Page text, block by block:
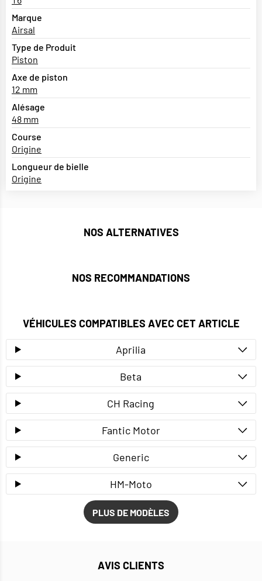
Marque
Airsal
Type de Produit
Piston
Axe de piston
12 mm
Alésage
48 mm
Course
Origine
Longueur de bielle
Origine
NOS ALTERNATIVES
NOS RECOMMANDATIONS
VÉHICULES COMPATIBLES AVEC CET ARTICLE
Aprilia
Beta
CH Racing
Fantic Motor
Generic
HM-Moto
PLUS DE MODÈLES
AVIS CLIENTS